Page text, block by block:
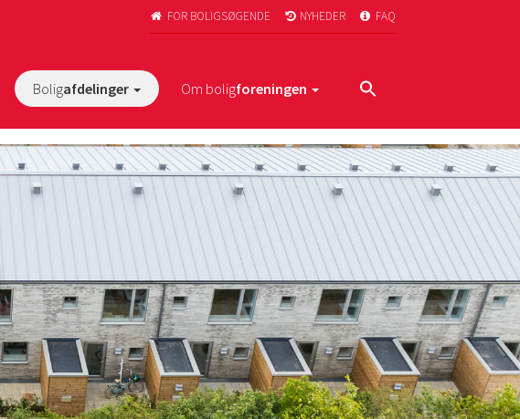
 FOR BOLIGSØGENDE  NYHEDER  FAQ
Boligafdelinger Om boligforeningen